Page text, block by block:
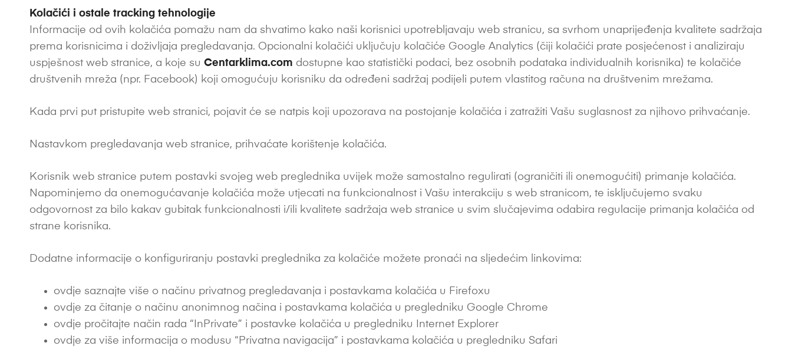
Kolačići i ostale tracking tehnologije
Informacije od ovih kolačića pomažu nam da shvatimo kako naši korisnici upotrebljavaju web stranicu, sa svrhom unaprijeđenja kvalitete sadržaja
prema korisnicima i doživljaja pregledavanja. Opcionalni kolačići uključuju kolačiće Google Analytics (čiji kolačići prate posjećenost i analiziraju
uspješnost web stranice, a koje su Centarklima.com dostupne kao statistički podaci, bez osobnih podataka individualnih korisnika) te kolačiće
društvenih mreža (npr. Facebook) koji omogućuju korisniku da određeni sadržaj podijeli putem vlastitog računa na društvenim mrežama.
Kada prvi put pristupite web stranici, pojavit će se natpis koji upozorava na postojanje kolačića i zatražiti Vašu suglasnost za njihovo prihvaćanje.
Nastavkom pregledavanja web stranice, prihvaćate korištenje kolačića.
Korisnik web stranice putem postavki svojeg web preglednika uvijek može samostalno regulirati (ograničiti ili onemogućiti) primanje kolačića.
Napominjemo da onemogućavanje kolačića može utjecati na funkcionalnost i Vašu interakciju s web stranicom, te isključujemo svaku
odgovornost za bilo kakav gubitak funkcionalnosti i/ili kvalitete sadržaja web stranice u svim slučajevima odabira regulacije primanja kolačića od
strane korisnika.
Dodatne informacije o konfiguriranju postavki preglednika za kolačiće možete pronaći na sljedećim linkovima:
ovdje saznajte više o načinu privatnog pregledavanja i postavkama kolačića u Firefoxu
ovdje za čitanje o načinu anonimnog načina i postavkama kolačića u pregledniku Google Chrome
ovdje pročitajte način rada “InPrivate” i postavke kolačića u pregledniku Internet Explorer
ovdje za više informacija o modusu “Privatna navigacija” i postavkama kolačića u pregledniku Safari